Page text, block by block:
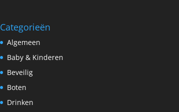
Categorieën
Algemeen
Baby & Kinderen
Beveilig
Boten
Drinken